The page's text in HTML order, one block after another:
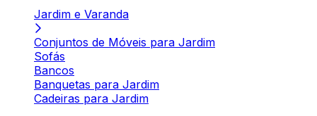
Jardim e Varanda
Conjuntos de Móveis para Jardim
Sofás
Bancos
Banquetas para Jardim
Cadeiras para Jardim